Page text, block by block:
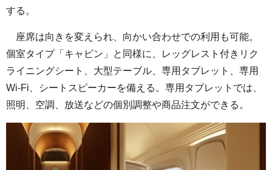
する。
座席は向きを変えられ、向かい合わせでの利用も可能。
個室タイプ「キャビン」と同様に、レッグレスト付きリク
ライニングシート、大型テーブル、専用タブレット、専用
Wi-Fi、シートスピーカーを備える。専用タブレットでは、
照明、空調、放送などの個別調整や商品注文ができる。